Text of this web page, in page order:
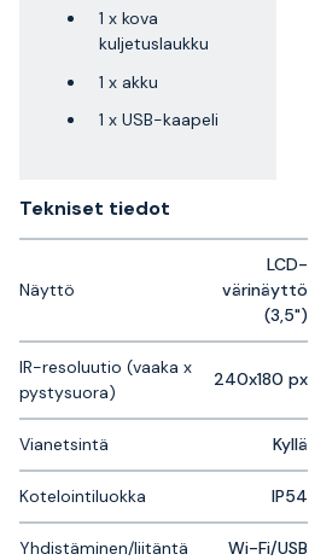
1 x kova
kuljetuslaukku
1 x akku
1 x USB-kaapeli
Tekniset tiedot
Näyttö
LCD-
värinäyttö
(3,5")
IR-resoluutio (vaaka x
pystysuora)
240x180 px
Vianetsintä Kyllä
Kotelointiluokka IP54
Yhdistäminen/liitäntä Wi-Fi/USB